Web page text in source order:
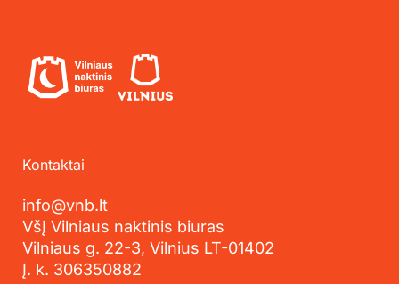
Kontaktai
info@vnb.lt
VšĮ Vilniaus naktinis biuras
Vilniaus g. 22-3, Vilnius LT-01402
Į. k. 306350882